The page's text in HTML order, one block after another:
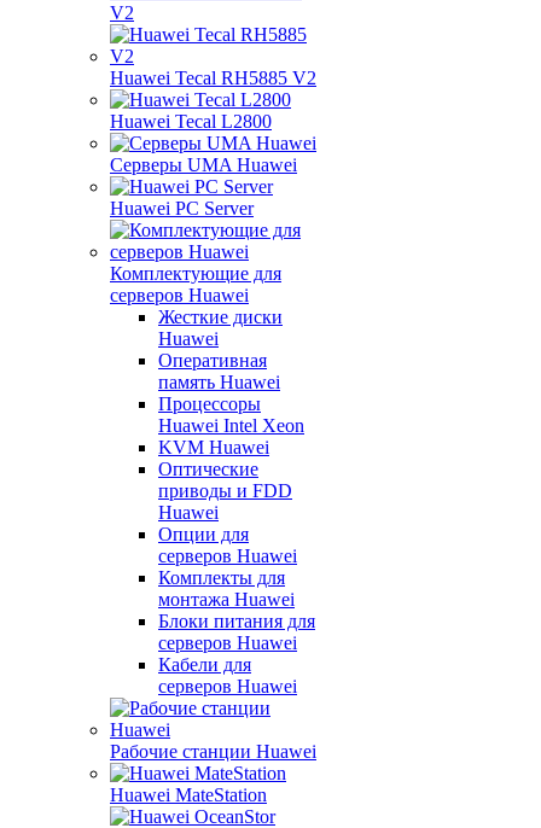
V2
Huawei Tecal RH5885 V2
Huawei Tecal L2800
Серверы UMA Huawei
Huawei PC Server
Комплектующие для
серверов Huawei
Жесткие диски
Huawei
Оперативная
память Huawei
Процессоры
Huawei Intel Xeon
KVM Huawei
Оптические
приводы и FDD
Huawei
Опции для
серверов Huawei
Комплекты для
монтажа Huawei
Блоки питания для
серверов Huawei
Кабели для
серверов Huawei
Рабочие станции Huawei
Huawei MateStation